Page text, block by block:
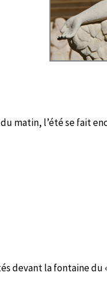
matin, l’été se fait
devant la fontaine du